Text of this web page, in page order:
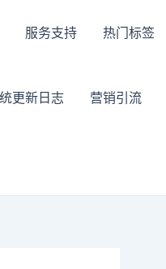
服务支持 热门标签
更新日志 营销引流